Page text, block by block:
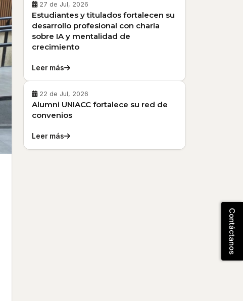
27 de Jul, 2026
Estudiantes y titulados fortalecen su
desarrollo profesional con charla
sobre IA y mentalidad de
crecimiento
Leer más
22 de Jul, 2026
Alumni UNIACC fortalece su red de
convenios
Leer más
Contáctanos